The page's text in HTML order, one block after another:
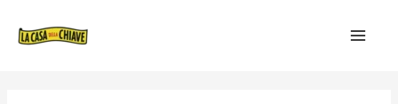
ARTICOLI